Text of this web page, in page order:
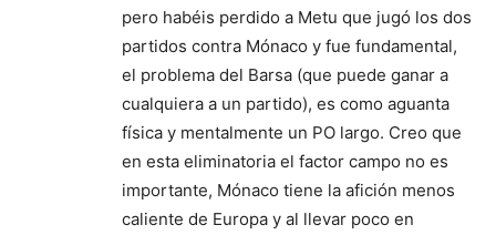
pero habéis perdido a Metu que jugó los dos
partidos contra Mónaco y fue fundamental,
el problema del Barsa (que puede ganar a
cualquiera a un partido), es como aguanta
física y mentalmente un PO largo. Creo que
en esta eliminatoria el factor campo no es
importante, Mónaco tiene la afición menos
caliente de Europa y al llevar poco en